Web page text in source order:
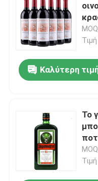
Καλύτερη
Το